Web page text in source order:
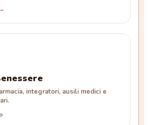
integratori, ausili medici e